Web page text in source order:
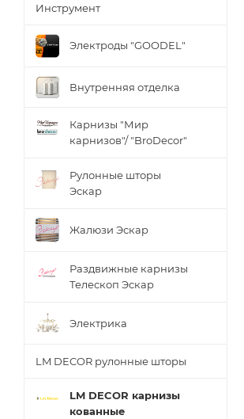
Инструмент
Электроды "GOODEL"
Внутренняя отделка
Карнизы "Мир
карнизов"/ "BroDecor"
Рулонные шторы
Эскар
Жалюзи Эскар
Раздвижные карнизы
Телескоп Эскар
Электрика
LM DECOR рулонные шторы
LM DECOR карнизы
кованные